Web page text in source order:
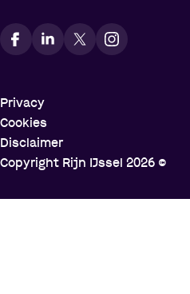
Vindt ons op social media
Privacy
Cookies
Disclaimer
Copyright Rijn IJssel 2026 ©